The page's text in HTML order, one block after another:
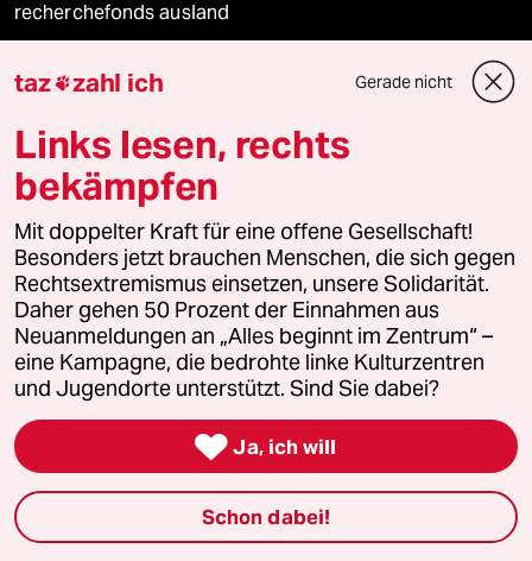
recherchefonds ausland
panterstiftung
panterpreis 2026
Podcast
bundestalk
fernverbindung
klima update°
Freie Rede
taz zahl ich Gerade nicht
Links lesen, rechts
bekämpfen
Mit doppelter Kraft für eine offene Gesellschaft!
Besonders jetzt brauchen Menschen, die sich gegen
Rechtsextremismus einsetzen, unsere Solidarität.
Daher gehen 50 Prozent der Einnahmen aus
Neuanmeldungen an „Alles beginnt im Zentrum“ –
eine Kampagne, die bedrohte linke Kulturzentren
und Jugendorte unterstützt. Sind Sie dabei?
 Ja, ich will
Schon dabei!